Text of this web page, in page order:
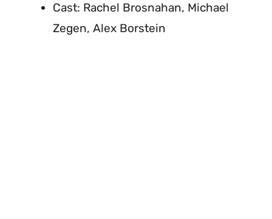
Cast: Rachel Brosnahan, Michael
Zegen, Alex Borstein